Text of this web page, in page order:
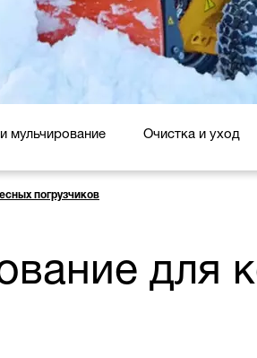
мульчирование Очистка и уход
погрузчиков
для